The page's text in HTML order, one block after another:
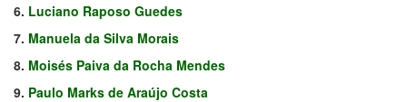
6. Luciano Raposo Guedes
7. Manuela da Silva Morais
8. Moisés Paiva da Rocha Mendes
9. Paulo Marks de Araújo Costa